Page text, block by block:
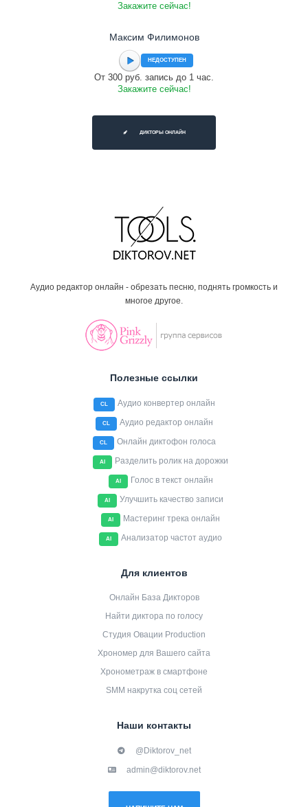
Закажите сейчас!
Максим Филимонов
НЕДОСТУПЕН
От 300 руб. запись до 1 час.
Закажите сейчас!
ДИКТОРЫ ОНЛАЙН
Аудио редактор онлайн - обрезать песню, поднять громкость и
многое другое.
Полезные ссылки
CL Аудио конвертер онлайн
CL Аудио редактор онлайн
CL Онлайн диктофон голоса
AI Разделить ролик на дорожки
AI Голос в текст онлайн
AI Улучшить качество записи
AI Мастеринг трека онлайн
AI Анализатор частот аудио
Для клиентов
Онлайн База Дикторов
Найти диктора по голосу
Студия Овации Production
Хрономер для Вашего сайта
Хронометраж в смартфоне
SMM накрутка соц сетей
Наши контакты
@Diktorov_net
admin@diktorov.net